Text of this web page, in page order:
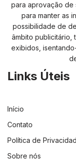
para aprovação de
para manter as
possibilidade de
âmbito publicitário,
exibidos,
Links Úteis
Início
Contato
Política de
Sobre nós